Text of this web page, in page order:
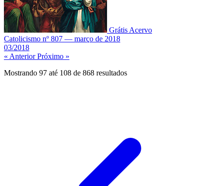
Grátis Acervo
Catolicismo nº 807 — março de 2018
03/2018
« AnteriorPróximo »
Mostrando 97 até 108 de 868 resultados